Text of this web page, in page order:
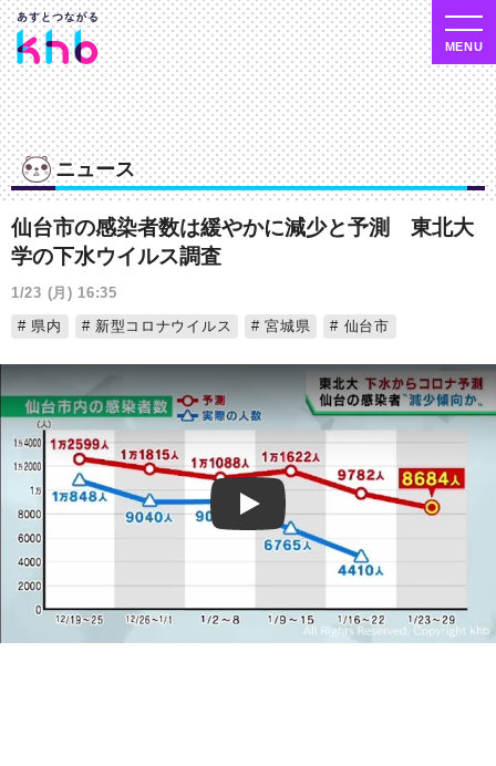
ニュース
仙台市の感染者数は緩やかに減少と予測 東北大
学の下水ウイルス調査
1/23 (月) 16:35
県内
新型コロナウイルス 宮城県 仙台市
Play